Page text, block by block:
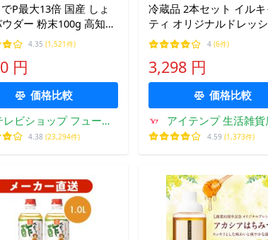
P最大13倍 国産 しょ
ダー 粉末100g 高知県
ウガオール 蒸し生姜 ポ
化 ギフトにも ポイン
4.35 (1,521件)
円
価格比較
レビショップ フュージ
ョン
4.38 (23,294件)
冷蔵品 2本セット イル
ティ オリジナルドレッ
380ml×2本 iL CHIANTI イ
ア式食堂 大容量 サラダ
く 野菜 73121
4(6件)
3,298 円
価格比較
アイテンプ 生活雑貨
4.59 (1,373件)